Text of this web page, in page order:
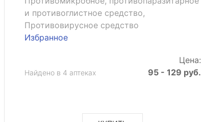
и противоглистное средство,
Противовирусное средство
Избранное
Цена:
Найдено в 4 аптеках 95 - 129 руб.